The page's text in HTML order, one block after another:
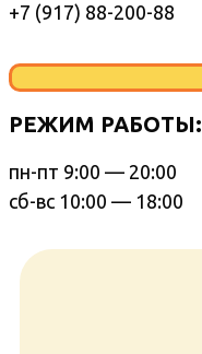
+7 (917) 88-200-88
РЕЖИМ РАБОТЫ:
пн-пт 9:00 — 20:00
сб-вс 10:00 — 18:00